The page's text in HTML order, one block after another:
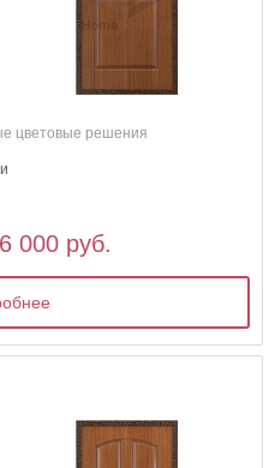
цветовые решения
000 руб.